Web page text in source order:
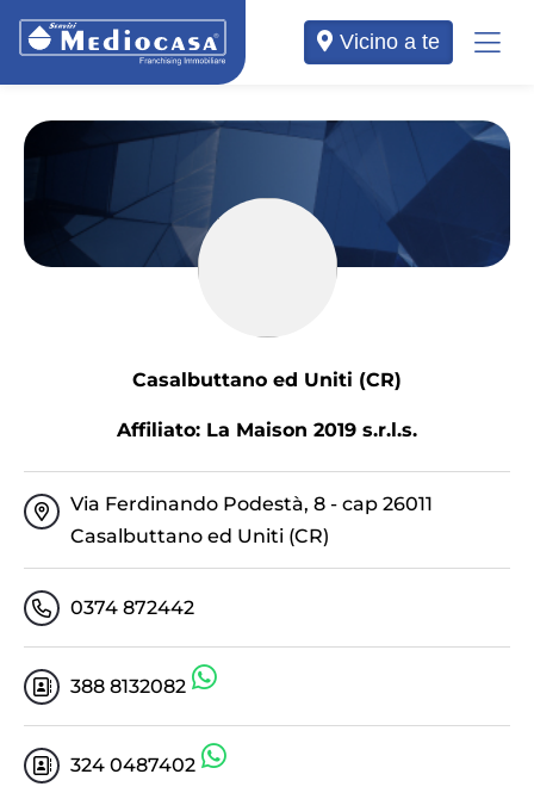
Vicino a te
Casalbuttano ed Uniti (CR)
Affiliato: La Maison 2019 s.r.l.s.
Via Ferdinando Podestà, 8 - cap 26011
Casalbuttano ed Uniti (CR)
0374 872442
388 8132082
324 0487402